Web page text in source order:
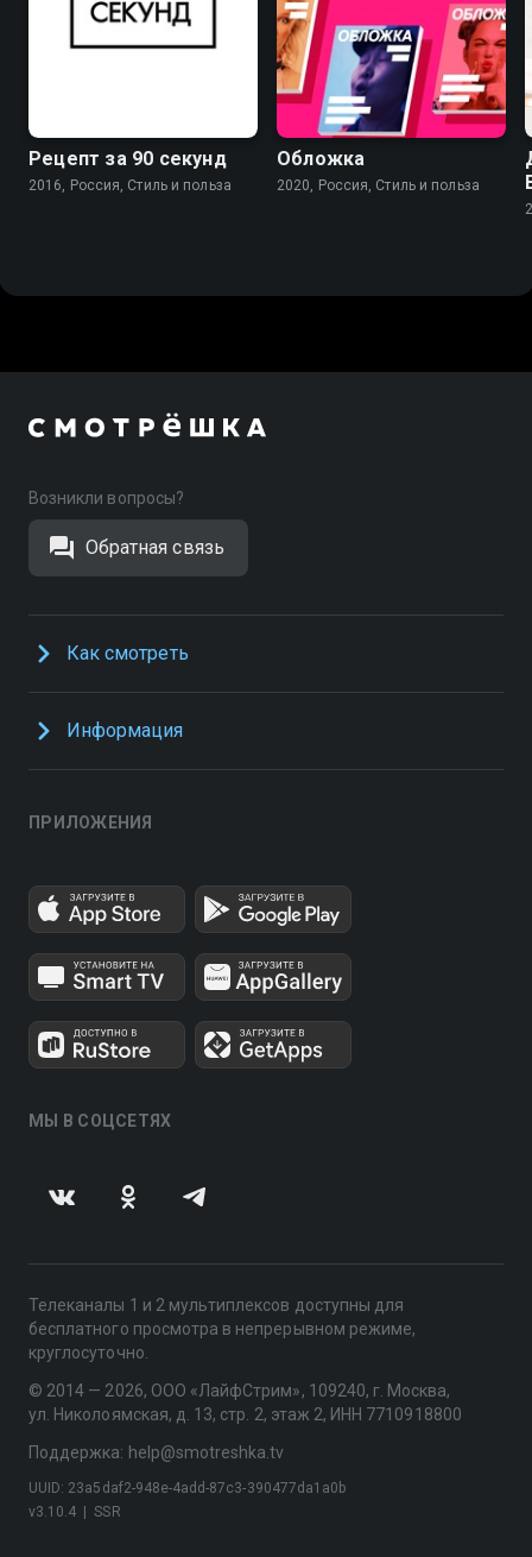
Рецепт за 90 секунд
2016, Россия, Стиль и польза
Обложка
2020, Россия, Стиль и польза
Возникли вопросы?
Обратная связь
Как смотреть
Информация
ПРИЛОЖЕНИЯ
МЫ В СОЦСЕТЯХ
Телеканалы 1 и 2 мультиплексов доступны для
бесплатного просмотра в непрерывном режиме,
круглосуточно.
© 2014 — 2026, ООО «ЛайфСтрим», 109240, г. Москва,
ул. Николоямская, д. 13, стр. 2, этаж 2, ИНН 7710918800
Поддержка: help@smotreshka.tv
v3.10.4 SSR
UUID: 23a5daf2-948e-4add-87c3-390477da1a0b